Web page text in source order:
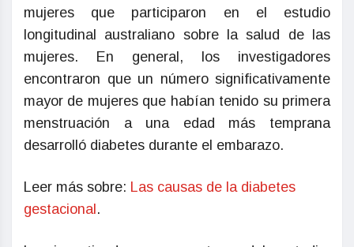
mujeres que participaron en el estudio
longitudinal australiano sobre la salud de las
mujeres. En general, los investigadores
encontraron que un número significativamente
mayor de mujeres que habían tenido su primera
menstruación a una edad más temprana
desarrolló diabetes durante el embarazo.
Leer más sobre: Las causas de la diabetes
gestacional .